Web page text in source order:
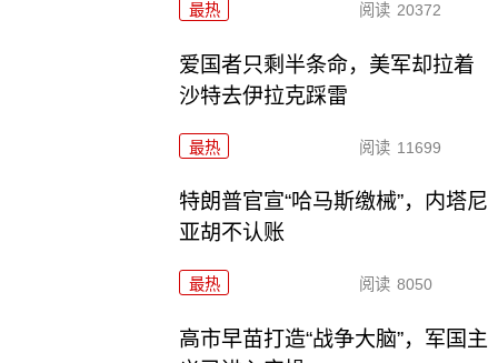
最热 阅读 20372
爱国者只剩半条命，美军却拉着
沙特去伊拉克踩雷
最热 阅读 11699
特朗普官宣“哈马斯缴械”，内塔尼
亚胡不认账
最热 阅读 8050
高市早苗打造“战争大脑”，军国主